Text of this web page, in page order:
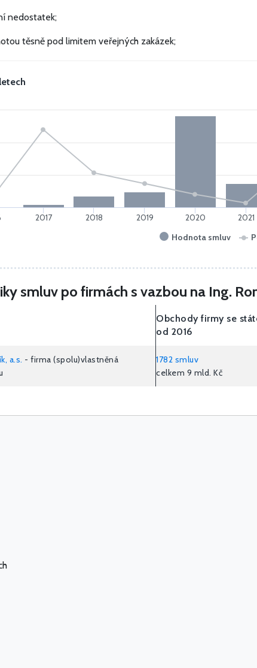
nedostatek;
těsně pod limitem veřejných zakázek;
po letech
Hodnota smluv
2017 2018 2019 2020 2021
smluv po firmách s vazbou na Ing.
Obchody firmy se
od 2016
a.s. - firma (spolu)vlastněná
1782 smluv
celkem 9 mld. Kč